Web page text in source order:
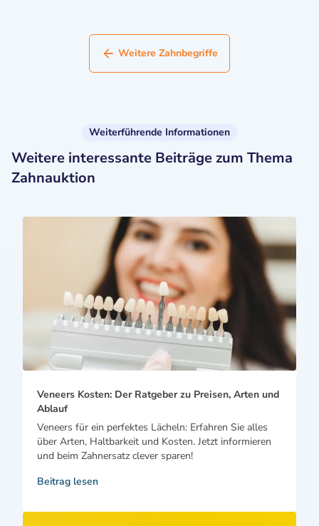
Weitere Zahnbegriffe
Weiterführende Informationen
Weitere interessante Beiträge zum Thema
Zahnauktion
Veneers Kosten: Der Ratgeber zu Preisen, Arten und
Ablauf
Veneers für ein perfektes Lächeln: Erfahren Sie alles
über Arten, Haltbarkeit und Kosten. Jetzt informieren
und beim Zahnersatz clever sparen!
Beitrag lesen